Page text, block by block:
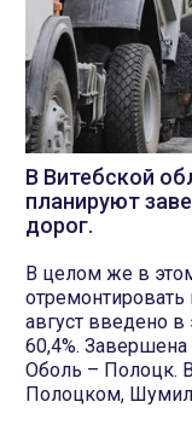
В Витебской
планируют
дорог.
В целом же в
август введено
60,4%.
Оболь – Полоцк.
Полоцком,